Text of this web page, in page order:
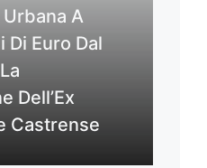
A
Di Euro Dal
Dell’Ex
Castrense